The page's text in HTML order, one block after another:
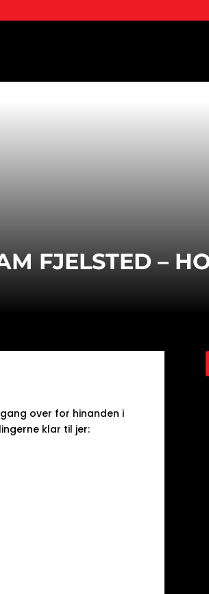
FJELSTED –
over for hinanden i
klar til jer: